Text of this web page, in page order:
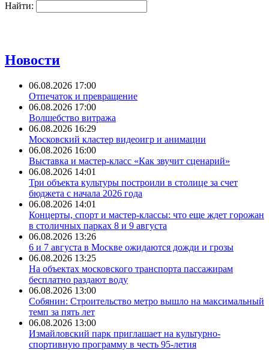
Найти:
Новости
06.08.2026 17:00
Отпечаток и превращение
06.08.2026 17:00
Волшебство витража
06.08.2026 16:29
Московский кластер видеоигр и анимации
06.08.2026 16:00
Выставка и мастер-класс «Как звучит сценарий»
06.08.2026 14:01
Три объекта культуры построили в столице за счет
бюджета с начала 2026 года
06.08.2026 14:01
Концерты, спорт и мастер‑классы: что еще ждет горожан
в столичных парках 8 и 9 августа
06.08.2026 13:26
6 и 7 августа в Москве ожидаются дожди и грозы
06.08.2026 13:25
На объектах московского транспорта пассажирам
бесплатно раздают воду
06.08.2026 13:00
Собянин: Строительство метро вышло на максимальный
темп за пять лет
06.08.2026 13:00
Измайловский парк приглашает на культурно-
спортивную программу в честь 95-летия